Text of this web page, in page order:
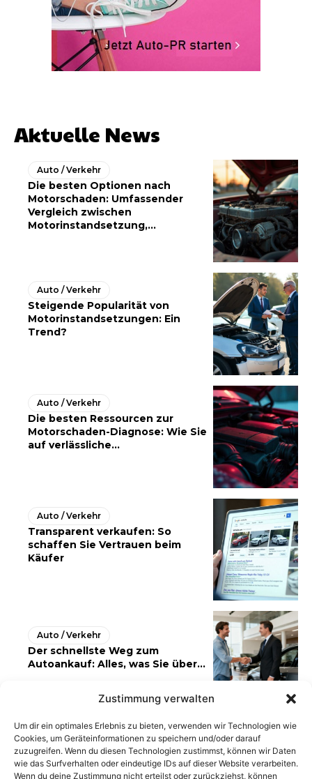
Zustimmung verwalten
Um dir ein optimales Erlebnis zu bieten, verwenden wir Technologien wie
Cookies, um Geräteinformationen zu speichern und/oder darauf
zuzugreifen. Wenn du diesen Technologien zustimmst, können wir Daten
wie das Surfverhalten oder eindeutige IDs auf dieser Website verarbeiten.
Wenn du deine Zustimmung nicht erteilst oder zurückziehst, können
Aktuelle News
Auto / Verkehr
Die besten Optionen nach
Motorschaden: Umfassender
Vergleich zwischen
Motorinstandsetzung,...
Auto / Verkehr
Steigende Popularität von
Motorinstandsetzungen: Ein
Trend?
Auto / Verkehr
Die besten Ressourcen zur
Motorschaden-Diagnose: Wie Sie
auf verlässliche...
Auto / Verkehr
Transparent verkaufen: So
schaffen Sie Vertrauen beim
Käufer
Auto / Verkehr
Der schnellste Weg zum
Autoankauf: Alles, was Sie über...